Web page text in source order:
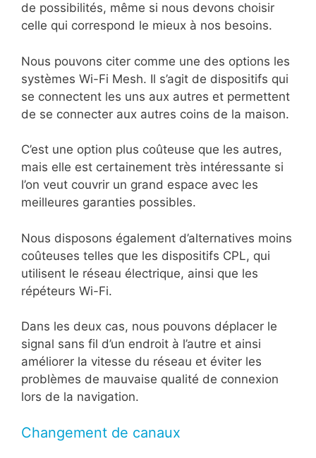
de possibilités, même si nous devons choisir
celle qui correspond le mieux à nos besoins.
Nous pouvons citer comme une des options les
systèmes Wi-Fi Mesh. Il s’agit de dispositifs qui
se connectent les uns aux autres et permettent
de se connecter aux autres coins de la maison.
C’est une option plus coûteuse que les autres,
mais elle est certainement très intéressante si
l’on veut couvrir un grand espace avec les
meilleures garanties possibles.
Nous disposons également d’alternatives moins
coûteuses telles que les dispositifs CPL, qui
utilisent le réseau électrique, ainsi que les
répéteurs Wi-Fi.
Dans les deux cas, nous pouvons déplacer le
signal sans fil d’un endroit à l’autre et ainsi
améliorer la vitesse du réseau et éviter les
problèmes de mauvaise qualité de connexion
lors de la navigation.
Changement de canaux